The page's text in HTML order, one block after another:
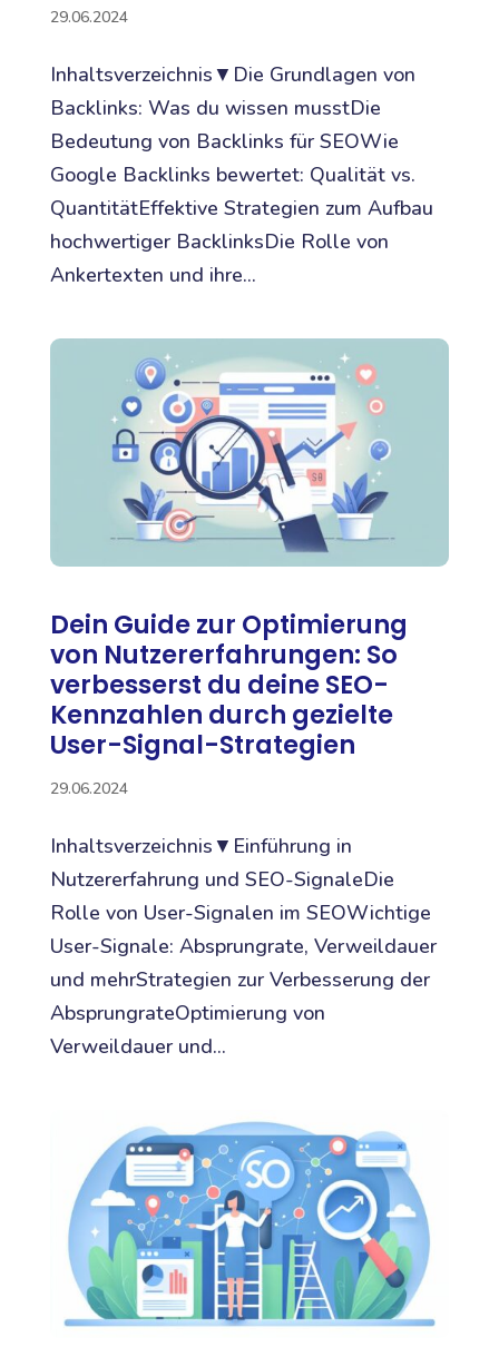
29.06.2024
Inhaltsverzeichnis▼Die Grundlagen von
Backlinks: Was du wissen musstDie
Bedeutung von Backlinks für SEOWie
Google Backlinks bewertet: Qualität vs.
QuantitätEffektive Strategien zum Aufbau
hochwertiger BacklinksDie Rolle von
Ankertexten und ihre...
Dein Guide zur Optimierung
von Nutzererfahrungen: So
verbesserst du deine SEO-
Kennzahlen durch gezielte
User-Signal-Strategien
29.06.2024
Inhaltsverzeichnis▼Einführung in
Nutzererfahrung und SEO-SignaleDie
Rolle von User-Signalen im SEOWichtige
User-Signale: Absprungrate, Verweildauer
und mehrStrategien zur Verbesserung der
AbsprungrateOptimierung von
Verweildauer und...